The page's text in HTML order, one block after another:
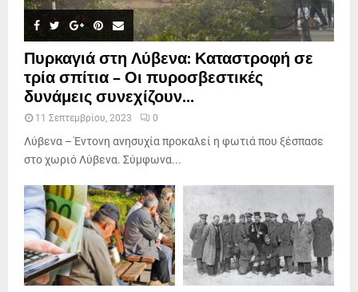
Πυρκαγιά στη Λύβενα: Καταστροφή σε
τρία σπίτια – Οι πυροσβεστικές
δυνάμεις συνεχίζουν...
11 Σεπτεμβρίου, 2023 0
Λύβενα – Έντονη ανησυχία προκαλεί η φωτιά που ξέσπασε
στο χωριό Λύβενα. Σύμφωνα...